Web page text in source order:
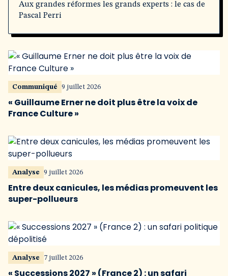
Aux grandes réformes les grands experts : le cas de
Pascal Perri
Communiqué 9 juillet 2026
« Guillaume Erner ne doit plus être la voix de
France Culture »
Analyse 9 juillet 2026
Entre deux canicules, les médias promeuvent les
super-pollueurs
Analyse 7 juillet 2026
« Successions 2027 » (France 2) : un safari